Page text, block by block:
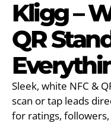
Kligg –
QR
Sleek, white NFC &
scan or tap leads
for ratings,